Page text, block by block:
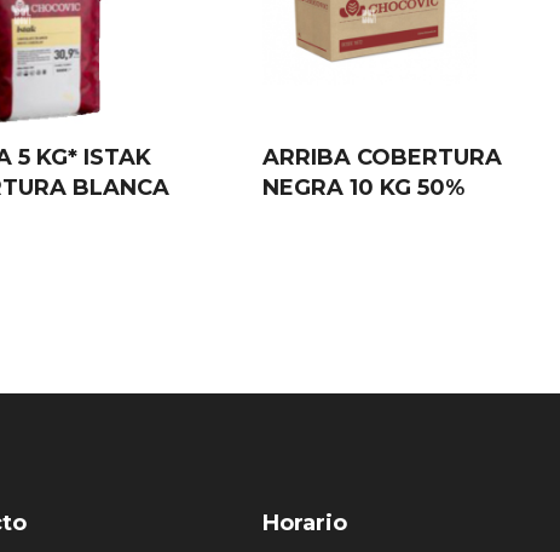
5 KG* ISTAK
BLANCA
ARRIBA COBERTURA
NEGRA 10 KG 50%
Horario